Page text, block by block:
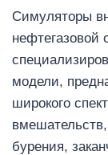
Симуляторы
нефтегазовой
модели,
широкого
бурения,